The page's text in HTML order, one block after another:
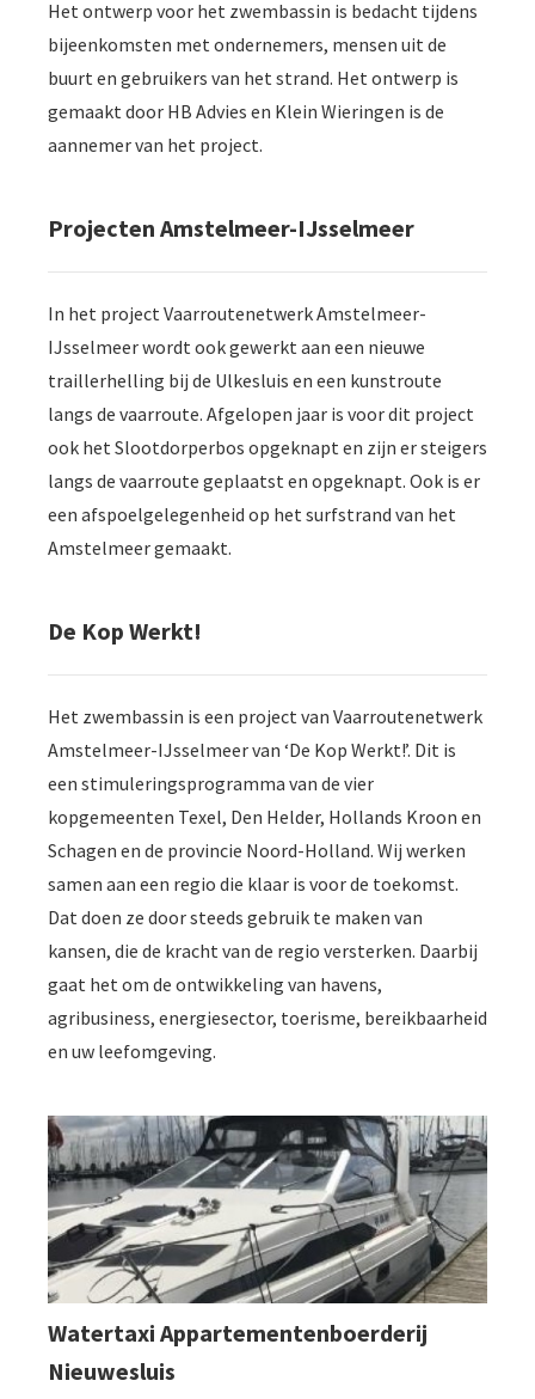
Het ontwerp voor het zwembassin is bedacht tijdens
bijeenkomsten met ondernemers, mensen uit de
buurt en gebruikers van het strand. Het ontwerp is
gemaakt door HB Advies en Klein Wieringen is de
aannemer van het project.
Projecten Amstelmeer-IJsselmeer
In het project Vaarroutenetwerk Amstelmeer-
IJsselmeer wordt ook gewerkt aan een nieuwe
traillerhelling bij de Ulkesluis en een kunstroute
langs de vaarroute. Afgelopen jaar is voor dit project
ook het Slootdorperbos opgeknapt en zijn er steigers
langs de vaarroute geplaatst en opgeknapt. Ook is er
een afspoelgelegenheid op het surfstrand van het
Amstelmeer gemaakt.
De Kop Werkt!
Het zwembassin is een project van Vaarroutenetwerk
Amstelmeer-IJsselmeer van ‘De Kop Werkt!’. Dit is
een stimuleringsprogramma van de vier
kopgemeenten Texel, Den Helder, Hollands Kroon en
Schagen en de provincie Noord-Holland. Wij werken
samen aan een regio die klaar is voor de toekomst.
Dat doen ze door steeds gebruik te maken van
kansen, die de kracht van de regio versterken. Daarbij
gaat het om de ontwikkeling van havens,
agribusiness, energiesector, toerisme, bereikbaarheid
en uw leefomgeving.
Watertaxi Appartementenboerderij
Nieuwesluis